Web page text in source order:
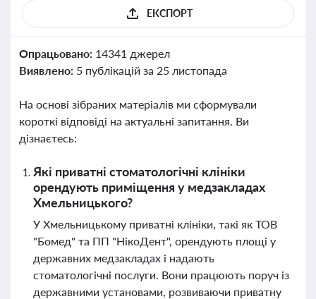
ЕКСПОРТ
Опрацьовано: 14341 джерел
Виявлено: 5 публікацій за 25 листопада
На основі зібраних матеріалів ми сформували
короткі відповіді на актуальні запитання. Ви
дізнаєтесь:
Які приватні стоматологічні клініки
орендують приміщення у медзакладах
Хмельницького?
У Хмельницькому приватні клініки, такі як ТОВ
"Бомед" та ПП "НікоДент", орендують площі у
державних медзакладах і надають
стоматологічні послуги. Вони працюють поруч із
державними установами, розвиваючи приватну